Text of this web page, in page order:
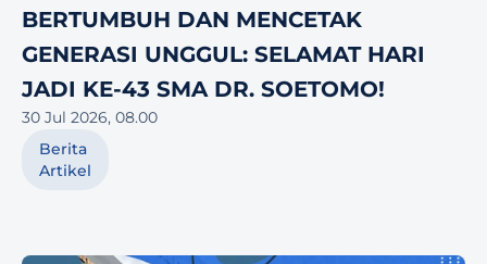
BERTUMBUH DAN MENCETAK
GENERASI UNGGUL: SELAMAT HARI
JADI KE-43 SMA DR. SOETOMO!
30 Jul 2026, 08.00
Berita
Artikel